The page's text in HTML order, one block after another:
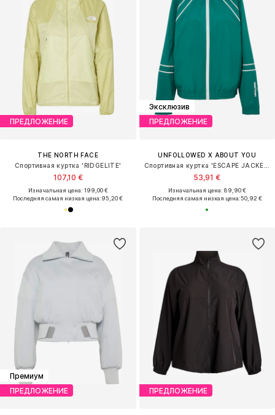
ПРЕДЛОЖЕНИЕ
THE NORTH FACE
Спортивная куртка 'RIDGELITE'
107,10 €
Изначальная цена: 199,00 €
Последняя самая низкая цена:95,20 €
Эксклюзив
ПРЕДЛОЖЕНИЕ
UNFOLLOWED X ABOUT YOU
53,91 €
Изначальная цена: 89,90 €
Последняя самая низкая цена:50,92 €
Премиум
ПРЕДЛОЖЕНИЕ
ПРЕДЛОЖЕНИЕ